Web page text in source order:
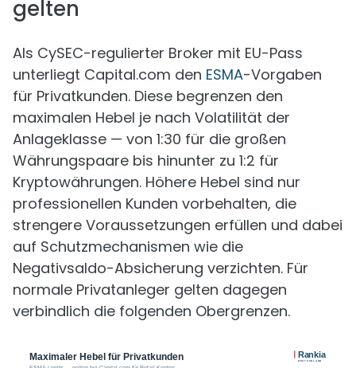
gelten
Als CySEC-regulierter Broker mit EU-Pass
unterliegt Capital.com den ESMA-Vorgaben
für Privatkunden. Diese begrenzen den
maximalen Hebel je nach Volatilität der
Anlageklasse — von 1:30 für die großen
Währungspaare bis hinunter zu 1:2 für
Kryptowährungen. Höhere Hebel sind nur
professionellen Kunden vorbehalten, die
strengere Voraussetzungen erfüllen und dabei
auf Schutzmechanismen wie die
Negativsaldo-Absicherung verzichten. Für
normale Privatanleger gelten dagegen
verbindlich die folgenden Obergrenzen.